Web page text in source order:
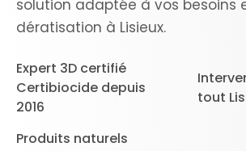
solution adaptée à vos besoins
dératisation à Lisieux.
Expert 3D certifié
Certibiocide depuis
2016
tout
Produits naturels